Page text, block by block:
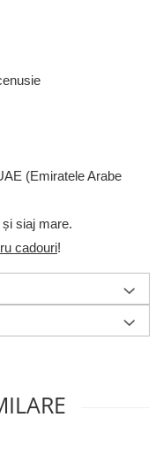
(Emiratele Arabe
siaj mare.
cadouri!